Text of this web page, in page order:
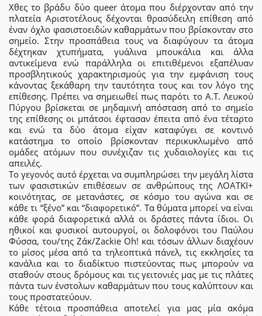
Χθες το βράδυ δύο queer άτομα που διέρχονταν από την
πλατεία Αριστοτέλους δέχονται θρασύδειλη επίθεση από
έναν όχλο φασιστοειδών καθαρμάτων που βρίσκονταν στο
σημείο. Στην προσπάθεια τους να διαφύγουν τα άτομα
δέχτηκαν χτυπήματα, γυάλινα μπουκάλια και άλλα
αντικείμενα ενώ παράλληλα οι επιτιθέμενοι εξαπέλυαν
προσβλητικούς χαρακτηρισμούς για την εμφάνιση τους
κάνοντας ξεκάθαρη την ταυτότητα τους και τον λόγο της
επίθεσης. Πρέπει να σημειωθεί πως παρότι το Α.Τ. Λευκού
Πύργου βρίσκεται σε μηδαμινή απόσταση από το σημείο
της επίθεσης οι μπάτσοι έφτασαν έπειτα από ένα τέταρτο
και ενώ τα δύο άτομα είχαν καταφύγει σε κοντινό
κατάστημα το οποίο βρίσκονταν περικυκλωμένο από
ομάδες ατόμων που συνέχιζαν τις χυδαιολογίες και τις
απειλές.
Το γεγονός αυτό έρχεται να συμπληρώσει την μεγάλη λίστα
των φασιστικών επιθέσεων σε ανθρώπους της ΛΟΑΤΚΙ+
κοινότητας, σε μετανάστες, σε κόσμο του αγώνα και σε
κάθε τι “ξένο” και “διαφορετικό”. Τα θύματα μπορεί να είναι
κάθε φορά διαφορετικά αλλά οι δράστες πάντα ίδιοι. Οι
ηθικοί και φυσικοί αυτουργοί, οι δολοφόνοι του Παύλου
Φύσσα, του/της Ζάκ/Zackie Oh! και τόσων άλλων διαχέουν
το μίσος μέσα από τα τηλεοπτικά πάνελ, τις εκκλησίες τα
κανάλια και το διαδίκτυο πιστεύοντας πως μπορούν να
σταθούν στους δρόμους και τις γειτονιές μας με τις πλάτες
πάντα των ένστολων καθαρμάτων που τους καλύπτουν και
τους προστατεύουν.
Κάθε τέτοια προσπάθεια αποτελεί για μας μία ακόμα